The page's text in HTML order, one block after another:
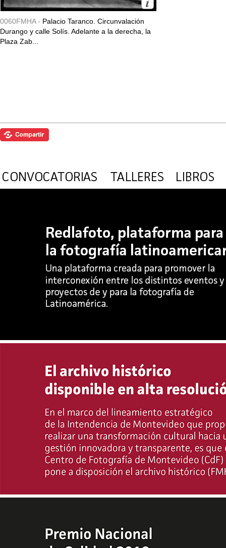
0060FMHA - Palacio Taranco. Circunvalación
Durango y calle Solís. Adelante a la derecha, la
Plaza Zab...